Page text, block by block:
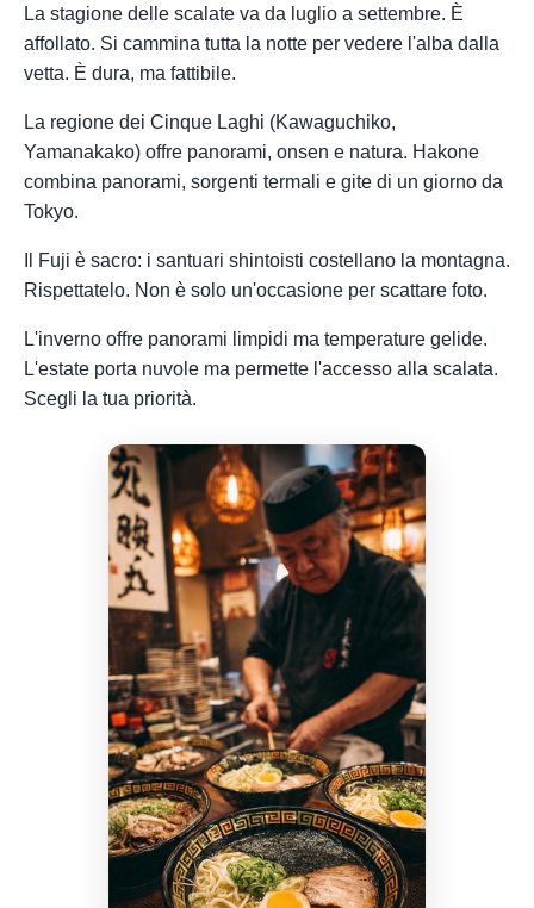
La stagione delle scalate va da luglio a settembre. È
affollato. Si cammina tutta la notte per vedere l'alba dalla
vetta. È dura, ma fattibile.
La regione dei Cinque Laghi (Kawaguchiko,
Yamanakako) offre panorami, onsen e natura. Hakone
combina panorami, sorgenti termali e gite di un giorno da
Tokyo.
Il Fuji è sacro: i santuari shintoisti costellano la montagna.
Rispettatelo. Non è solo un'occasione per scattare foto.
L'inverno offre panorami limpidi ma temperature gelide.
L'estate porta nuvole ma permette l'accesso alla scalata.
Scegli la tua priorità.